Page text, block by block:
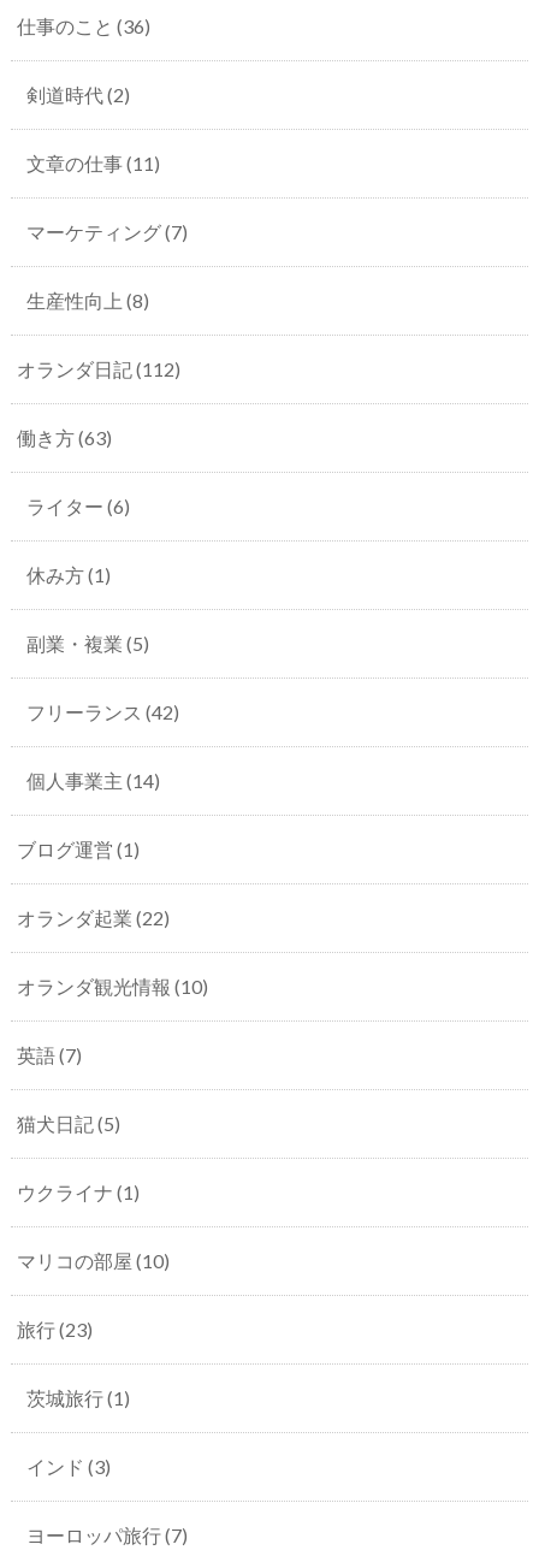
仕事のこと (36)
剣道時代(2)
文章の仕事(11)
マーケティング(7)
生産性向上 (8)
オランダ日記(112)
働き方(63)
ライター (6)
休み方(1)
副業・複業 (5)
フリーランス (42)
個人事業主 (14)
ブログ運営 (1)
オランダ起業 (22)
オランダ観光情報 (10)
英語(7)
猫犬日記(5)
ウクライナ (1)
マリコの部屋 (10)
旅行(23)
茨城旅行(1)
インド (3)
ヨーロッパ旅行(7)